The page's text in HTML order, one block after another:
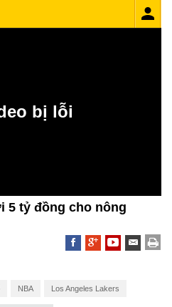
5 tỷ đồng cho nông
NBA Los Angeles Lakers